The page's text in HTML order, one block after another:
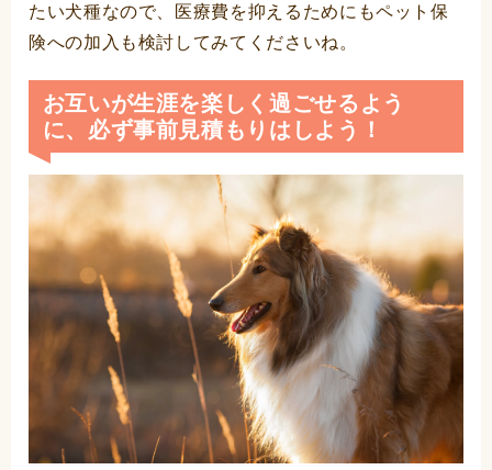
たい犬種なので、医療費を抑えるためにもペット保
険への加入も検討してみてくださいね。
お互いが生涯を楽しく過ごせるよう
に、必ず事前見積もりはしよう！